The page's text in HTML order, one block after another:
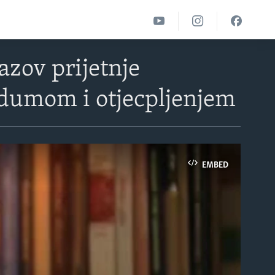
prijetnje
i otjecpljenjem
EMBED